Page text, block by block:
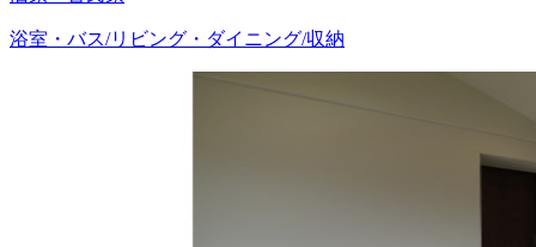
浴室・バス/リビング・ダイニング/収納